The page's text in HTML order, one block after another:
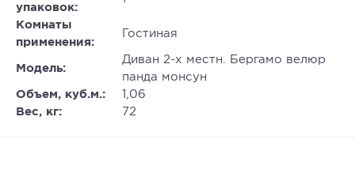
упаковок:
Комнаты
применения:
Гостиная
Модель:
Диван 2-х местн. Бергамо велюр
панда монсун
Объем, куб.м.:
1,06
Вес, кг:
72